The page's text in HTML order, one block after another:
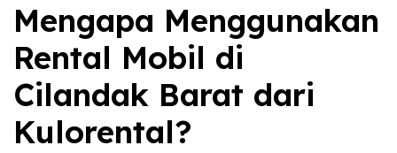
Mengapa Menggunakan
Rental Mobil di
Cilandak Barat dari
Kulorental?